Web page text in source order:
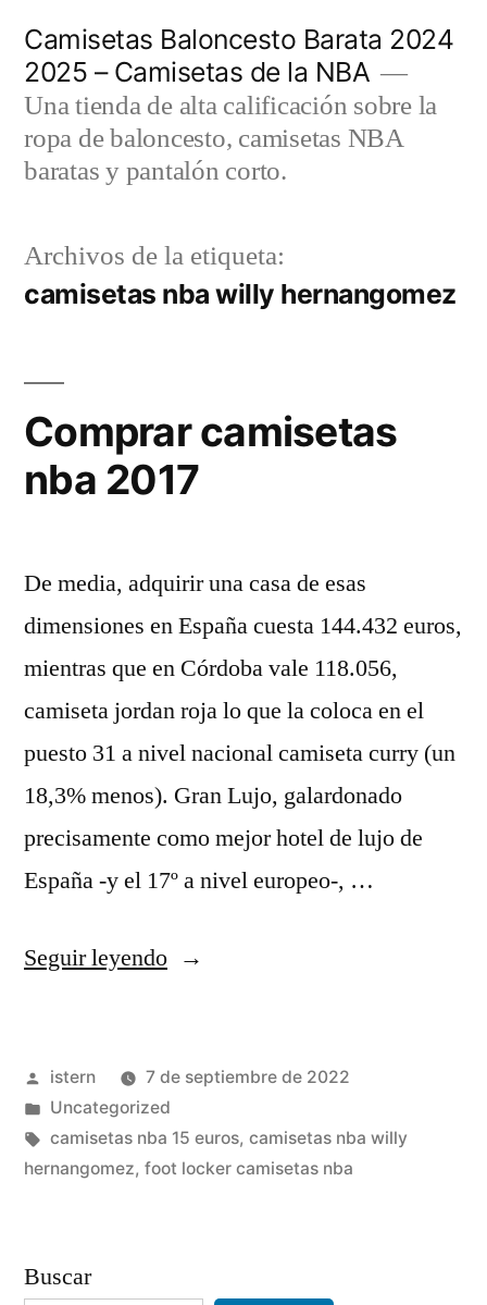
contenido
Camisetas Baloncesto Barata 2024
2025 – Camisetas de la NBA
Una tienda de alta calificación sobre la
ropa de baloncesto, camisetas NBA
baratas y pantalón corto.
Archivos de la etiqueta:
camisetas nba willy hernangomez
Comprar camisetas
nba 2017
De media, adquirir una casa de esas
dimensiones en España cuesta 144.432 euros,
mientras que en Córdoba vale 118.056,
camiseta jordan roja lo que la coloca en el
puesto 31 a nivel nacional camiseta curry (un
18,3% menos). Gran Lujo, galardonado
precisamente como mejor hotel de lujo de
España -y el 17º a nivel europeo-, …
Seguir leyendo«Comprar
2017»
Publicado
por
istern
7 de septiembre de 2022
Publicado
en
Uncategorized
Etiquetas:
camisetas nba 15 euros, camisetas nba willy
hernangomez, foot locker camisetas nba
Buscar